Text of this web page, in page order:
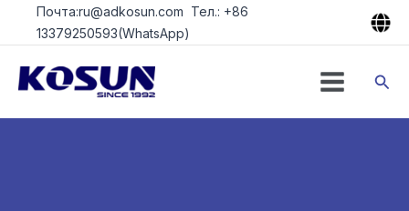
ПерейтиПочта:ru@adkosun.com Тел.: +86
13379250593(WhatsApp)